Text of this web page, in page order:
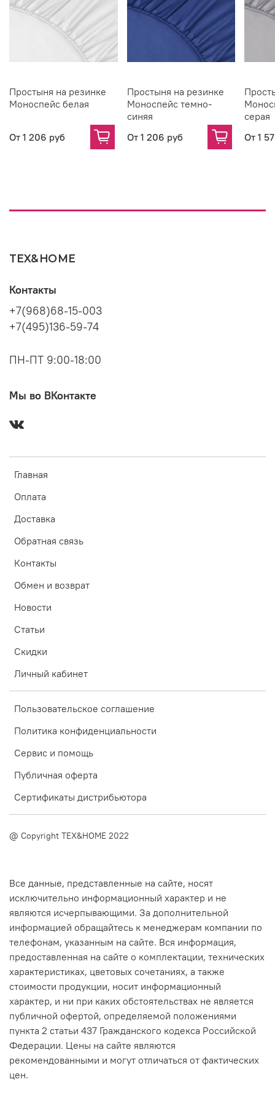
Простыня на резинке
Моноспейс белая
От 1 206 руб
Простыня на резинке
Моноспейс темно-
синяя
От 1 206 руб
серая
От 1
TEX&HOME
Главная
Оплата
Доставка
Обратная связь
Контакты
Обмен и возврат
Новости
Статьи
Скидки
Личный кабинет
Пользовательское соглашение
Политика конфиденциальности
Сервис и помощь
Публичная оферта
Сертификаты дистрибьютора
Контакты
+7(968)68-15-003
+7(495)136-59-74
ПН-ПТ 9:00-18:00
Мы во ВКонтакте
@ Copyright TEX&HOME 2022
Все данные, представленные на сайте, носят
исключительно информационный характер и не
являются исчерпывающими. За дополнительной
информацией обращайтесь к менеджерам компании по
телефонам, указанным на сайте. Вся информация,
предоставленная на сайте о комплектации, технических
характеристиках, цветовых сочетаниях, а также
стоимости продукции, носит информационный
характер, и ни при каких обстоятельствах не является
публичной офертой, определяемой положениями
пункта 2 статьи 437 Гражданского кодекса Российской
Федерации. Цены на сайте являются
рекомендованными и могут отличаться от фактических
цен.